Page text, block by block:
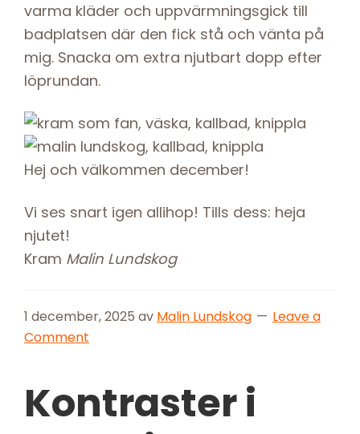
varma kläder och uppvärmningsgick till
badplatsen där den fick stå och vänta på
mig. Snacka om extra njutbart dopp efter
löprundan.
Hej och välkommen december!
Vi ses snart igen allihop! Tills dess: heja
njutet!
Kram Malin Lundskog
1 december, 2025 av Malin Lundskog
Leave a
Comment
Kontraster i